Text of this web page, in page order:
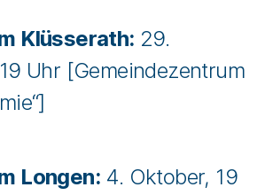
Klüsserath: 29.
Uhr [Gemeindezentrum
Longen: 4. Oktober, 19